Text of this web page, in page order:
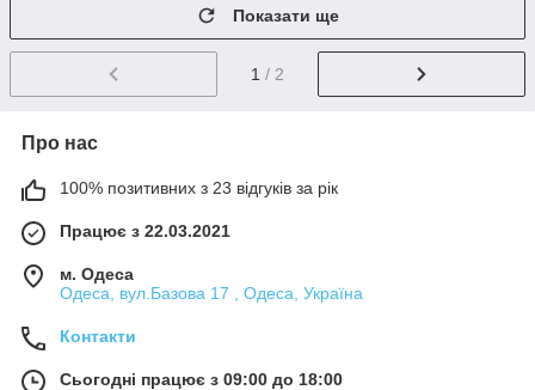
Показати ще
1 / 2
Про нас
100% позитивних з 23 відгуків за рік
Працює з 22.03.2021
м. Одеса
Одеса, вул.Базова 17 , Одеса, Україна
Контакти
Сьогодні працює з 09:00 до 18:00